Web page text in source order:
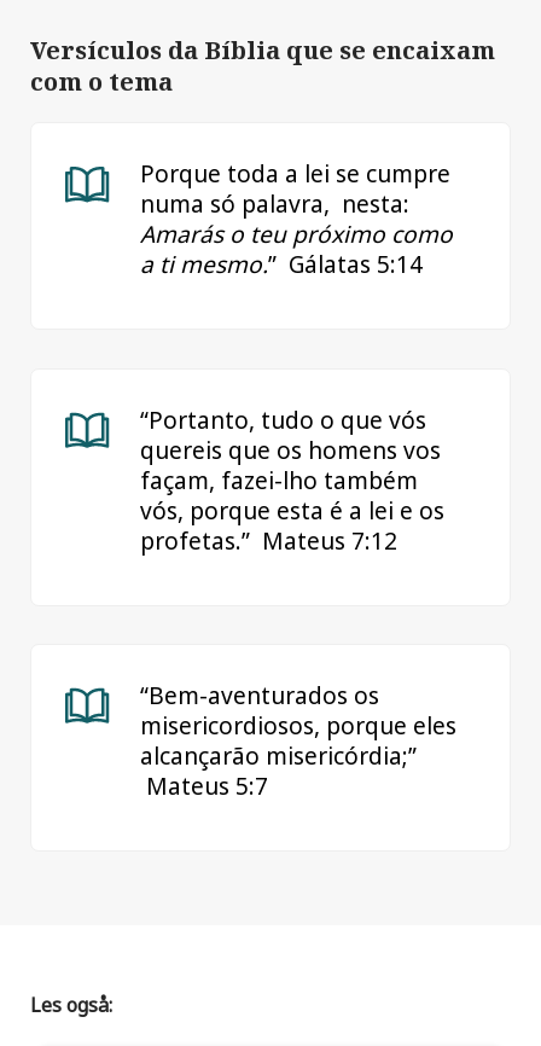
Versículos da Bíblia que se encaixam
com o tema
Porque toda a lei se cumpre
numa só palavra, nesta:
Amarás o teu próximo como
a ti mesmo.” ‭‭ Gálatas‬ ‭5‬:‭14‬
“Portanto, tudo o que vós
quereis que os homens vos
façam, fazei-lho também
vós, porque esta é a lei e os
profetas.” ‭‭ Mateus‬ ‭7‬:‭12‬
“Bem-aventurados os
misericordiosos, porque eles
alcançarão misericórdia;”
‭‭ Mateus‬ ‭5‬:‭7‬
Les også: